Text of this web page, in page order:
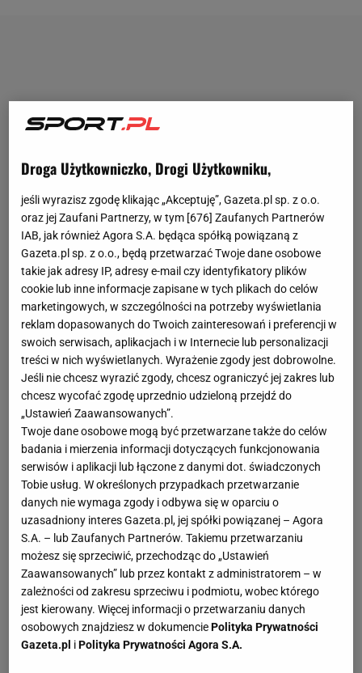
W ostatnim czasie tenisistki chętnie zabierają głos
na temat równouprawnienia i zarobków wsporcie
Kobiety zarabiają mniej niż mężczyźni i choć w
tenisiepod tym względem jest coraz lepiej, to
różnica i tak jest widoczna.Kilka miesięcy temu
Świątek poruszyła tę kwestię.- Tenis to jeden z tych
sportów, w których jest największa równość kobiet i
mężczyzn, jednak pod względem nagród jest
jeszcze dużo do zrobienia. Wszyscy wykonujemy
taką samą pracę. Są ludzie, którzy otwarcie mówią,
Droga Użytkowniczko, Drogi Użytkowniku,
jeśli wyrazisz zgodę klikając „Akceptuję”, Gazeta.pl sp. z o.o.
oraz jej Zaufani Partnerzy, w tym [676] Zaufanych Partnerów
IAB, jak również Agora S.A. będąca spółką powiązaną z
Gazeta.pl sp. z o.o., będą przetwarzać Twoje dane osobowe
takie jak adresy IP, adresy e-mail czy identyfikatory plików
cookie lub inne informacje zapisane w tych plikach do celów
marketingowych, w szczególności na potrzeby wyświetlania
reklam dopasowanych do Twoich zainteresowań i preferencji w
swoich serwisach, aplikacjach i w Internecie lub personalizacji
treści w nich wyświetlanych. Wyrażenie zgody jest dobrowolne.
Jeśli nie chcesz wyrazić zgody, chcesz ograniczyć jej zakres lub
chcesz wycofać zgodę uprzednio udzieloną przejdź do
„Ustawień Zaawansowanych”.
Twoje dane osobowe mogą być przetwarzane także do celów
badania i mierzenia informacji dotyczących funkcjonowania
serwisów i aplikacji lub łączone z danymi dot. świadczonych
Tobie usług. W określonych przypadkach przetwarzanie
danych nie wymaga zgody i odbywa się w oparciu o
uzasadniony interes Gazeta.pl, jej spółki powiązanej – Agora
S.A. – lub Zaufanych Partnerów. Takiemu przetwarzaniu
możesz się sprzeciwić, przechodząc do „Ustawień
Zaawansowanych” lub przez kontakt z administratorem – w
zależności od zakresu sprzeciwu i podmiotu, wobec którego
jest kierowany. Więcej informacji o przetwarzaniu danych
osobowych znajdziesz w dokumenciePolityka Prywatności
Gazeta.pl iPolityka Prywatności Agora S.A.